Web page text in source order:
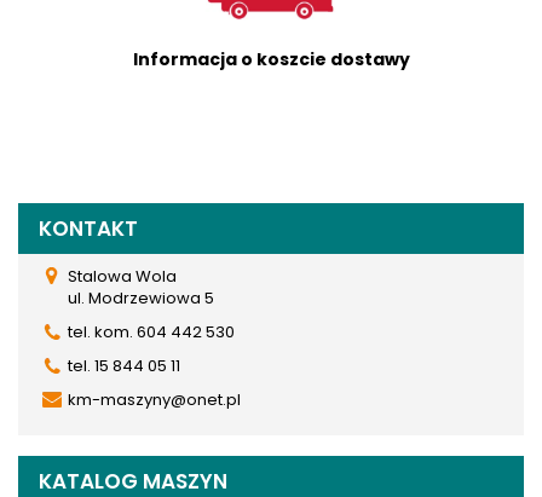
Informacja o koszcie dostawy
KONTAKT
Stalowa Wola
ul. Modrzewiowa 5
tel. kom. 604 442 530
tel. 15 844 05 11
km-maszyny@onet.pl
KATALOG MASZYN